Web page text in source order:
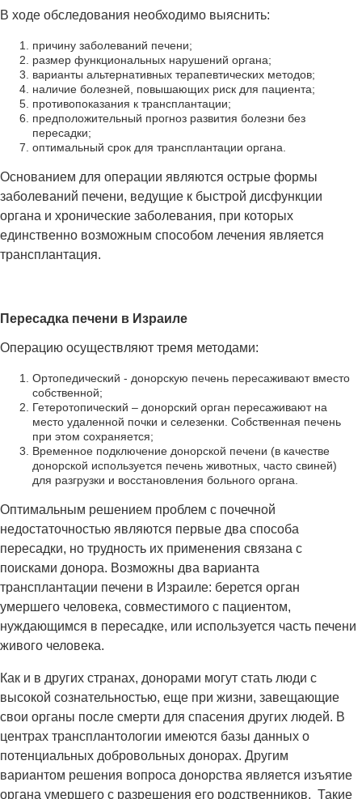
В ходе обследования необходимо выяснить:
причину заболеваний печени;
размер функциональных нарушений органа;
варианты альтернативных терапевтических методов;
наличие болезней, повышающих риск для пациента;
противопоказания к трансплантации;
предположительный прогноз развития болезни без
пересадки;
оптимальный срок для трансплантации органа.
Основанием для операции являются острые формы
заболеваний печени, ведущие к быстрой дисфункции
органа и хронические заболевания, при которых
единственно возможным способом лечения является
трансплантация.
Пересадка печени в Израиле
Операцию осуществляют тремя методами:
Ортопедический - донорскую печень пересаживают вместо
собственной;
Гетеротопический – донорский орган пересаживают на
место удаленной почки и селезенки. Собственная печень
при этом сохраняется;
Временное подключение донорской печени (в качестве
донорской используется печень животных, часто свиней)
для разгрузки и восстановления больного органа.
Оптимальным решением проблем с почечной
недостаточностью являются первые два способа
пересадки, но трудность их применения связана с
поисками донора. Возможны два варианта
трансплантации печени в Израиле: берется орган
умершего человека, совместимого с пациентом,
нуждающимся в пересадке, или используется часть печени
живого человека.
Как и в других странах, донорами могут стать люди с
высокой сознательностью, еще при жизни, завещающие
свои органы после смерти для спасения других людей. В
центрах трансплантологии имеются базы данных о
потенциальных добровольных донорах. Другим
вариантом решения вопроса донорства является изъятие
органа умершего с разрешения его родственников. Такие